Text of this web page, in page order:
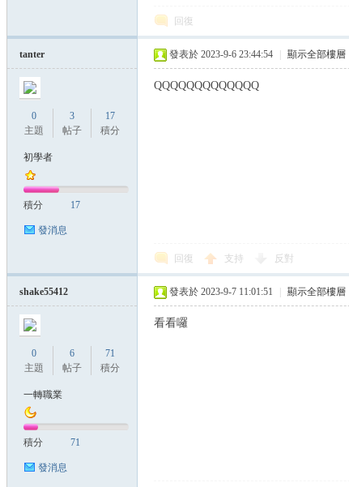
回復
tanter
0
主題
3
帖子
17
積分
初學者
積分 17
發消息
發表於 2023-9-6 23:44:54 顯示全部樓層
QQQQQQQQQQQQQ
回復 支持 反對
shake55412
0
主題
6
帖子
71
積分
一轉職業
積分 71
發消息
發表於 2023-9-7 11:01:51 顯示全部樓層
看看囉